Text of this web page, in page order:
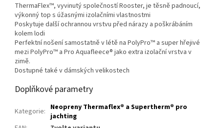
ThermaFlex™, vyvinutý společností Rooster, je těsně padnoucí,
výkonný top s úžasnými izolačními vlastnostmi
Poskytuje další ochrannou vrstvu před nárazy a poškrábáním
kolem lodi
Perfektní nošení samostatně v létě na PolyPro™ a super hřejivé
mezi PolyPro™ a Pro Aquafleece® jako extra izolační vrstva v
zimě.
Dostupné také v dámských velikostech
Doplňkové parametry
Kategorie: Neopreny Thermaflex® a Supertherm® pro
jachting